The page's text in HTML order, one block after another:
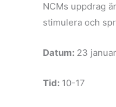
NCMs uppdrag
stimulera och
Datum: 23
Tid: 10-17